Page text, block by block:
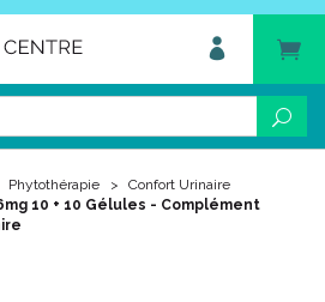
Phytothérapie
Confort Urinaire
10 + 10 Gélules - Complément